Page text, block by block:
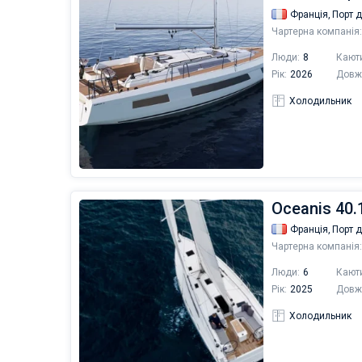
Франція, Порт
Чартерна компанія:
Люди: 8
Рік: 2026
Холодильник
Oceanis
Франція, Порт
Чартерна компанія:
Люди: 6
Рік: 2025
Холодильник